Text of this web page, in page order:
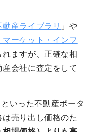
動産ライブラリ 」や
マーケット・インフ
れますが、正確な相
会社に査定をして
いった不動産ポータ
売り出し価格のた